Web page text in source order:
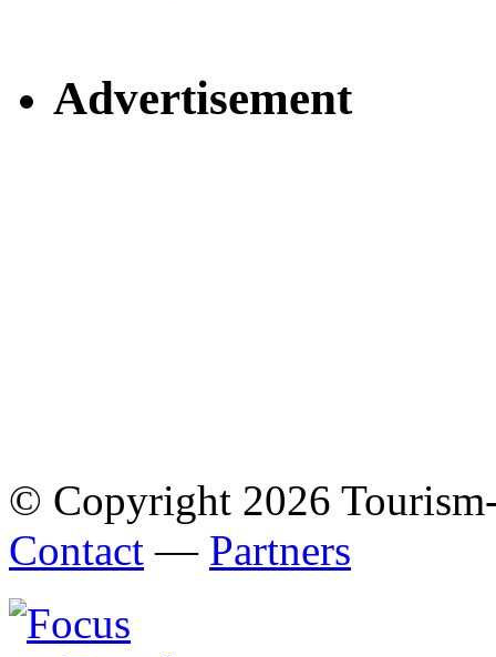
Advertisement
© Copyright 2026
Contact — Partners